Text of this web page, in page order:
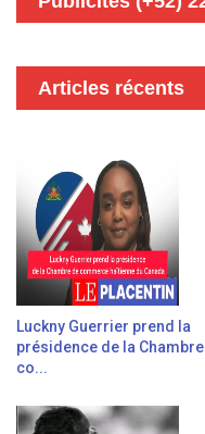
Articles récents
Luckny Guerrier prend la
présidence de la
co...